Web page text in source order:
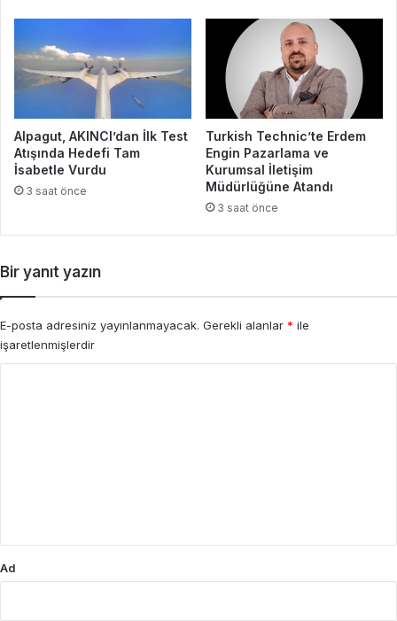
Alpagut, AKINCI’dan İlk Test
Atışında Hedefi Tam
İsabetle Vurdu
3 saat önce
Turkish Technic’te Erdem
Engin Pazarlama ve
Kurumsal İletişim
Müdürlüğüne Atandı
3 saat önce
Bir yanıt yazın
E-posta adresiniz yayınlanmayacak. Gerekli alanlar * ile
işaretlenmişlerdir
Ad